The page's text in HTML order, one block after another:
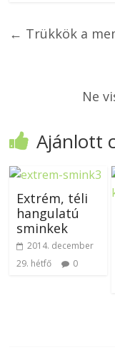
← Trükkök a
Ne
Ajánlott
Extrém, téli
hangulatú
sminkek
2014. december
29. hétfő
0